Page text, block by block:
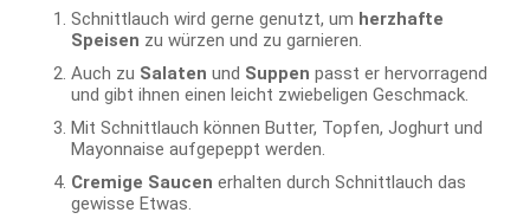
Schnittlauch wird gerne genutzt, um herzhafte
Speisen zu würzen und zu garnieren.
Auch zu Salaten und Suppen passt er hervorragend
und gibt ihnen einen leicht zwiebeligen Geschmack.
Mit Schnittlauch können Butter, Topfen, Joghurt und
Mayonnaise aufgepeppt werden.
Cremige Saucen erhalten durch Schnittlauch das
gewisse Etwas.